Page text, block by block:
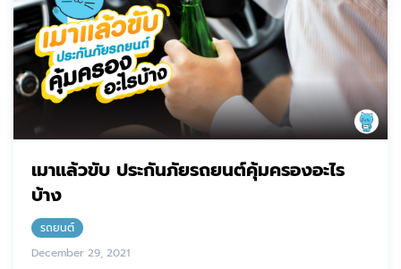
เมาแล้วขับ ประกันภัยรถยนต์คุ้มครองอะไร
บ้าง
รถยนต์
December 29, 2021